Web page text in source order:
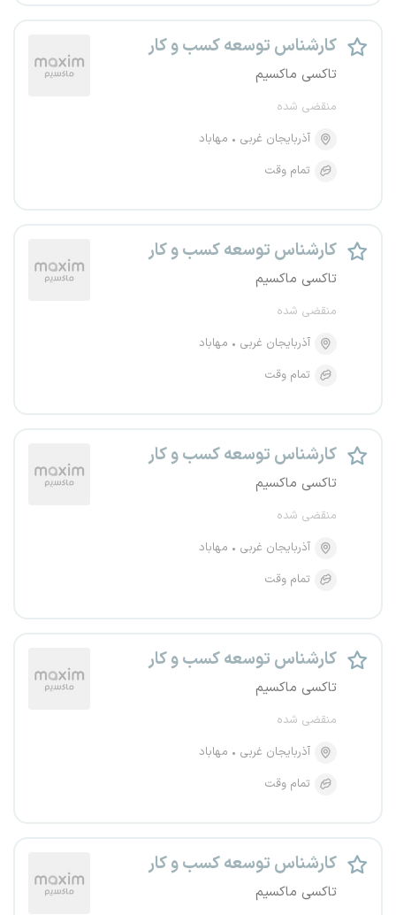
کارشناس توسعه کسب و کار
تاکسی ماکسیم
منقضی شده
آذربایجان غربی
مهاباد
تمام وقت
کارشناس توسعه کسب و کار
تاکسی ماکسیم
منقضی شده
آذربایجان غربی
مهاباد
تمام وقت
کارشناس توسعه کسب و کار
تاکسی ماکسیم
منقضی شده
آذربایجان غربی
مهاباد
تمام وقت
کارشناس توسعه کسب و کار
تاکسی ماکسیم
منقضی شده
آذربایجان غربی
مهاباد
تمام وقت
کارشناس توسعه کسب و کار
تاکسی ماکسیم